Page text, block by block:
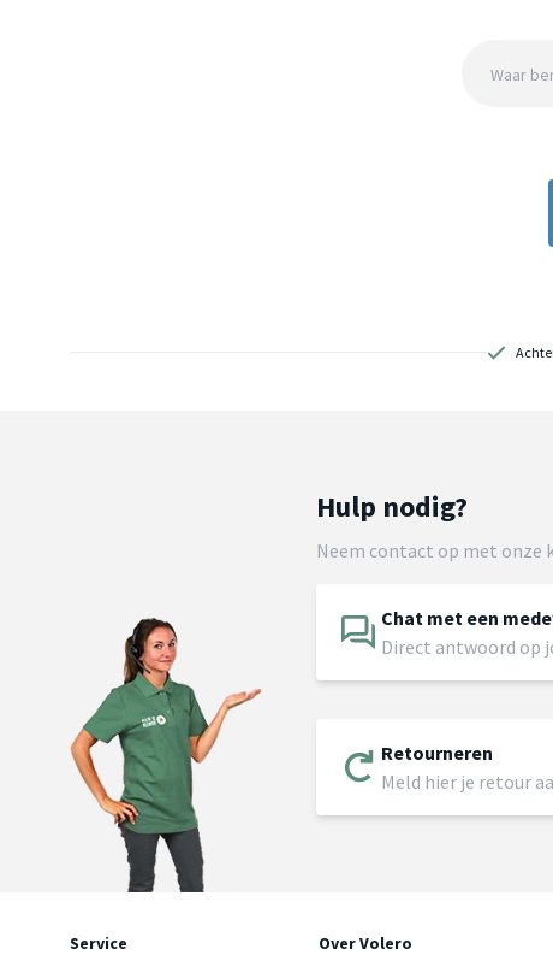
Hulp nodig?
Neem contact op met onze
Chat met een
Direct antwoord op
Retourneren
Meld hier je retour
Service
Over Volero